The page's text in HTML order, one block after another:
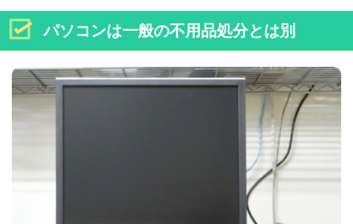
パソコンは一般の不用品処分とは別